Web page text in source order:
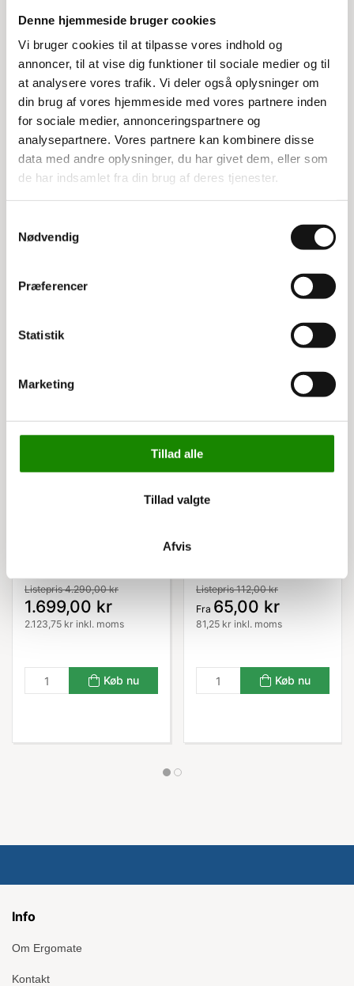
Denne hjemmeside bruger cookies
Vi bruger cookies til at tilpasse vores indhold og
annoncer, til at vise dig funktioner til sociale medier og til
at analysere vores trafik. Vi deler også oplysninger om
din brug af vores hjemmeside med vores partnere inden
for sociale medier, annonceringspartnere og
analysepartnere. Vores partnere kan kombinere disse
data med andre oplysninger, du har givet dem, eller som
de har indsamlet fra din brug af deres tjenester.
Nødvendig
Præferencer
Statistik
Marketing
Tillad alle
Tillad valgte
Afvis
Fleksibel opbevaring
Med Hi-280 Silver får du en fleksibel
opbevaringsløsning, der kan tilpasses dine behov.
Uanset om du skal opbevare tunge genstande
eller lette materialer, kan dette reolsystem klare
opgaven. Det er ideelt til både hjemmet og
arbejdspladsen.
Specifikationer:
Bredde: 205 cm
Højde: 210 cm
Listepris 4.290,00 kr
1.699,00 kr
2.123,75 kr inkl. moms
Køb nu
Listepris 112,00 kr
Fra 65,00 kr
81,25 kr inkl. moms
Køb nu
Info
Om Ergomate
Kontakt